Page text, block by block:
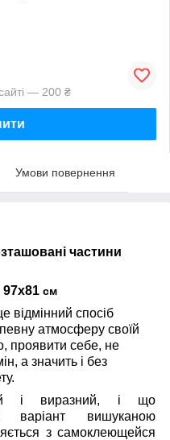
— 200 ₴
Умови повернення
частини
97x81 см
відмінний спосіб
атмосферу своїй
проявити себе, не
а значить і без
і виразний, і що
варіант вишуканою
з самоклеющейся